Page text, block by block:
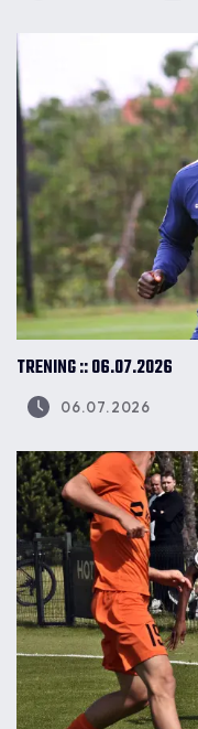
TRENING :: 06.07.2026
06.07.2026